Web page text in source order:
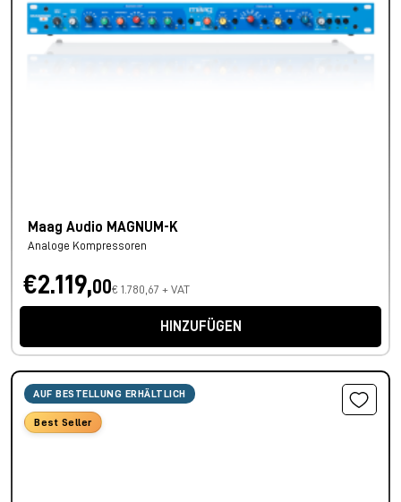
Maag Audio MAGNUM-K
Analoge Kompressoren
€2.119,00€ 1.780,67 + VAT
HINZUFÜGEN
AUF BESTELLUNG ERHÄLTLICH
Best Seller